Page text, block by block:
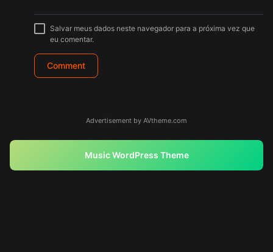
Salvar meus dados neste navegador para a próxima vez que
eu comentar.
Advertisement by AVtheme.com
Music WordPress Theme